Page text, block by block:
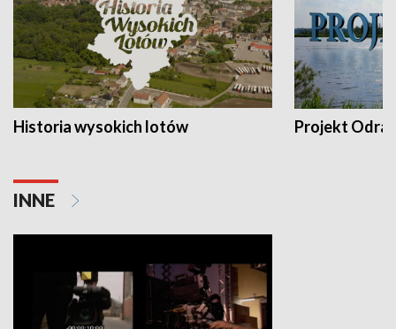
Historia wysokich lotów Projekt Odra
INNE